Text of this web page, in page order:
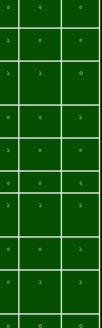
০ ২ ০
১ ০ ০
১ ১ ৩
০ ২ ১
১ ০ ০
০ ০ ২
১ ১ ১
০ ০ ১
০ ১ ১
০ ৩ ৩